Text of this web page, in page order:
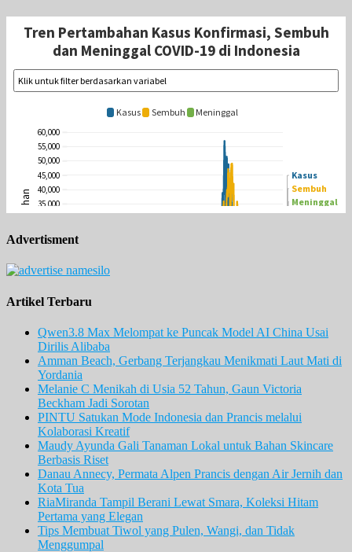
Advertisment
Artikel Terbaru
Qwen3.8 Max Melompat ke Puncak Model AI China Usai
Dirilis Alibaba
Amman Beach, Gerbang Terjangkau Menikmati Laut Mati di
Yordania
Melanie C Menikah di Usia 52 Tahun, Gaun Victoria
Beckham Jadi Sorotan
PINTU Satukan Mode Indonesia dan Prancis melalui
Kolaborasi Kreatif
Maudy Ayunda Gali Tanaman Lokal untuk Bahan Skincare
Berbasis Riset
Danau Annecy, Permata Alpen Prancis dengan Air Jernih dan
Kota Tua
RiaMiranda Tampil Berani Lewat Smara, Koleksi Hitam
Pertama yang Elegan
Tips Membuat Tiwol yang Pulen, Wangi, dan Tidak
Menggumpal